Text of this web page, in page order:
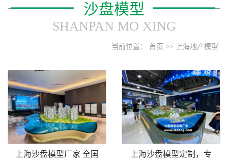
沙盘模型
SHANPAN MO XING
当前位置： 首页 >> 上海地产模型
上海沙盘模型厂家 全国 上海沙盘模型定制，专